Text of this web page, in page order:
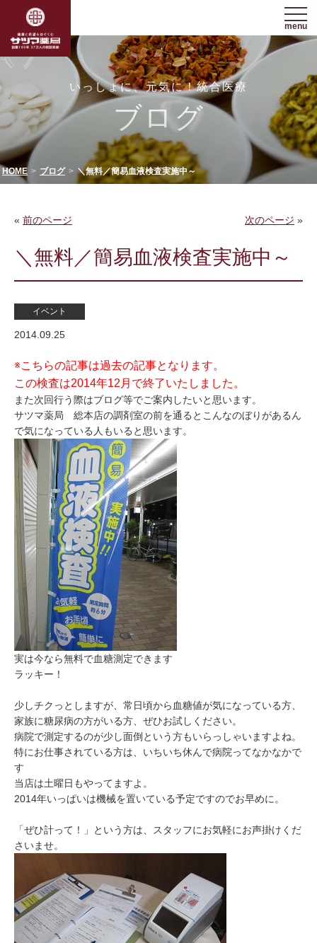
menu
いっしょに、元気に！統合医療
ブログ
HOME ブログ ＼無料／簡易血液検査実施中～
« 前のページ 次のページ »
＼無料／簡易血液検査実施中～
イベント
2014.09.25
※こちらの記事は過去の記事となります。
この検査は2014年12月で終了いたしました。
また次回行う際はブログ等でご案内したいと思います。
サツマ薬局 総本店の調剤室の前を通るとこんなのぼりがあるん
で気になっている人もいると思います。
実は今なら無料で血糖測定できます
ラッキー！
少しチクっとしますが、常日頃から血糖値が気になっている方、
家族に糖尿病の方がいる方、ぜひお試しください。
病院で測定するのが少し面倒という方もいらっしゃいますよね。
特にお仕事されている方は、いちいち休んで病院ってなかなかで
す
当店は土曜日もやってますよ。
2014年いっぱいは機械を置いている予定ですのでお早めに。
「ぜひ計って！」という方は、スタッフにお気軽にお声掛けくだ
さいませ。